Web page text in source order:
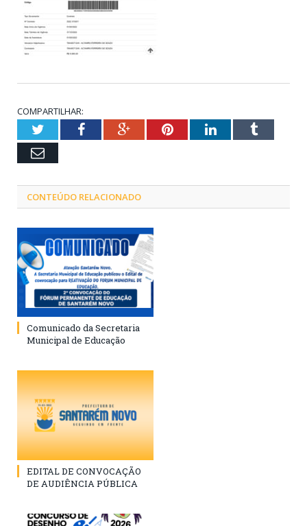
COMPARTILHAR:
TwitterFacebookGoogle+PinterestLinkedInTumblr
Email
CONTEÚDO RELACIONADO
Comunicado da Secretaria
Municipal de Educação
EDITAL DE CONVOCAÇÃO
DE AUDIÊNCIA PÚBLICA